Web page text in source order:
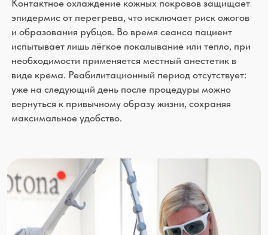
ФОТО ДО И ПОСЛЕ
НЕОДИМОВОГО
FOTONA SP DYNAMIS
(ФОТОНА ЭС-ПИ
ДАЙНАМИС)